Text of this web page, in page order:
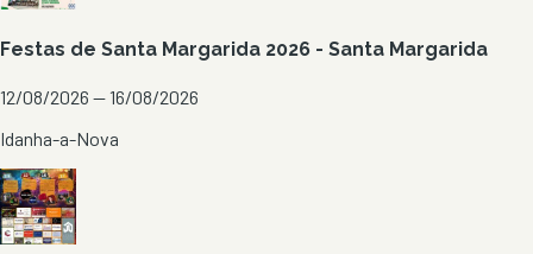
Festas de Santa Margarida 2026 - Santa Margarida
12/08/2026 — 16/08/2026
Idanha-a-Nova